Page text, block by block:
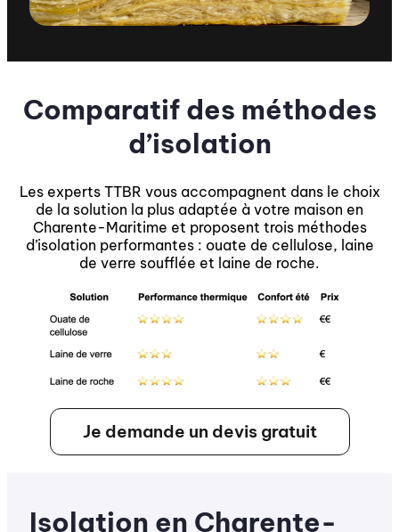
Comparatif des méthodes
d’isolation
Les experts TTBR vous accompagnent dans le choix
de la solution la plus adaptée à votre maison en
Charente-Maritime et proposent trois méthodes
d’isolation performantes : ouate de cellulose, laine
de verre soufflée et laine de roche.
Je demande un devis gratuit
Isolation en Charente-